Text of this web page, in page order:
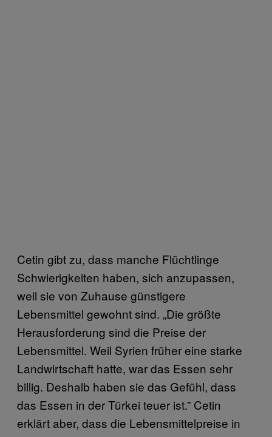
Cetin gibt zu, dass manche Flüchtlinge
Schwierigkeiten haben, sich anzupassen,
weil sie von Zuhause günstigere
Lebensmittel gewohnt sind. „Die größte
Herausforderung sind die Preise der
Lebensmittel. Weil Syrien früher eine starke
Landwirtschaft hatte, war das Essen sehr
billig. Deshalb haben sie das Gefühl, dass
das Essen in der Türkei teuer ist.” Cetin
erklärt aber, dass die Lebensmittelpreise in